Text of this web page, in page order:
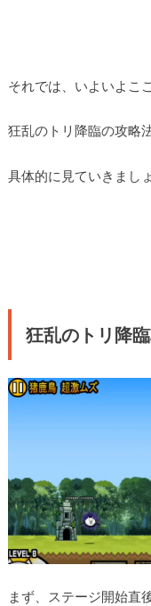
それでは、いよいよこ
狂乱のトリ降臨の攻略
具体的に見ていきまし
狂乱のトリ降
まず、ステージ開始直